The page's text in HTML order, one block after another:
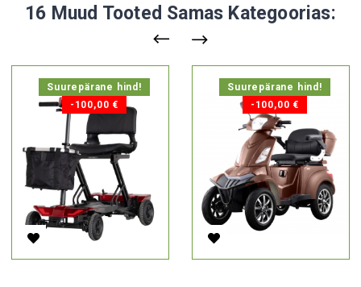
16 Muud Tooted Samas Kategoorias:
Suurepärane hind!
-100,00 €
Suurepärane hind!
-100,00 €